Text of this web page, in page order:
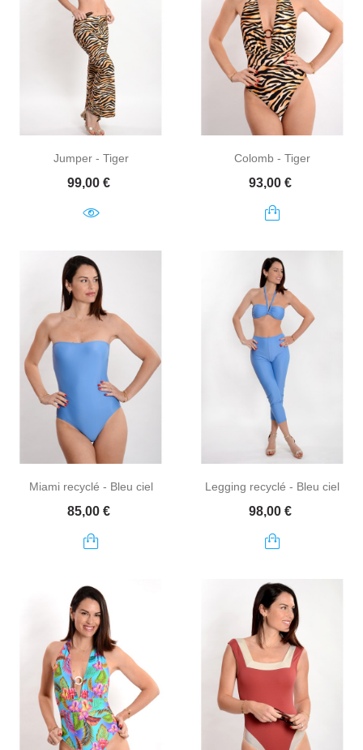
Jumper - Tiger
Prix
99,00 €
Colomb - Tiger
Prix
93,00 €
Miami recyclé - Bleu ciel
Prix
85,00 €
Legging recyclé - Bleu ciel
Prix
98,00 €